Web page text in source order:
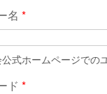
名 *
式ホームページでの
ド *